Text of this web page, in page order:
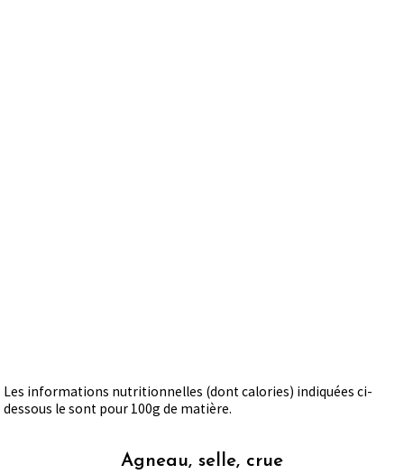
Les informations nutritionnelles (dont calories) indiquées ci-
dessous le sont pour 100g de matière.
Agneau, selle, crue